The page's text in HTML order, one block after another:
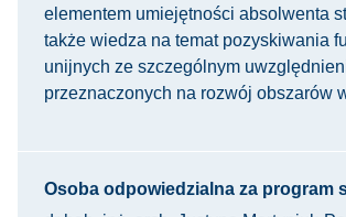
elementem umiejętności absolwenta
także wiedza na temat pozyskiwania
unijnych ze szczególnym
przeznaczonych na rozwój obszarów
Osoba odpowiedzialna za program